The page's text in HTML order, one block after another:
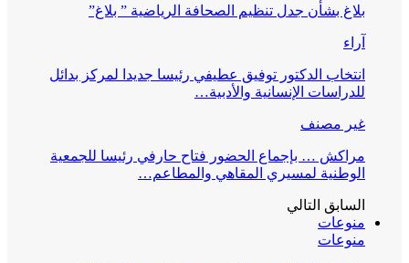
بلاغ بشأن جدل تنظيم الصحافة الرياضية ” بلاغ”
آراء
انتخاب الدكتور توفيق عطيفي رئيسا جديدا لمركز بدائل
للدراسات الإنسانية والأدبية…
غير مصنف
مراكش … بإجماع الحضور فتاح حارفي رئيسا للجمعية
الوطنية لمسيري المقاهي والمطاعم…
السابق التالي
منوعات
منوعات